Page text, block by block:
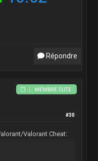
Répondre
#30
Valorant Cheat: